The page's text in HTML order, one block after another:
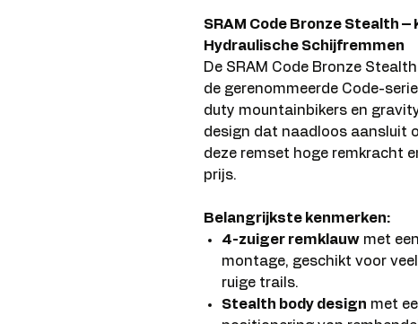
SRAM Code Bronze Stealth
Hydraulische Schijfremmen
De SRAM Code Bronze
de gerenommeerde Code-
duty mountainbikers en
design dat naadloos aansluit
deze remset hoge remkracht
prijs.
Belangrijkste kenmerken:
4-zuiger remklauw met
montage, geschikt voor
ruige trails.
Stealth body design met